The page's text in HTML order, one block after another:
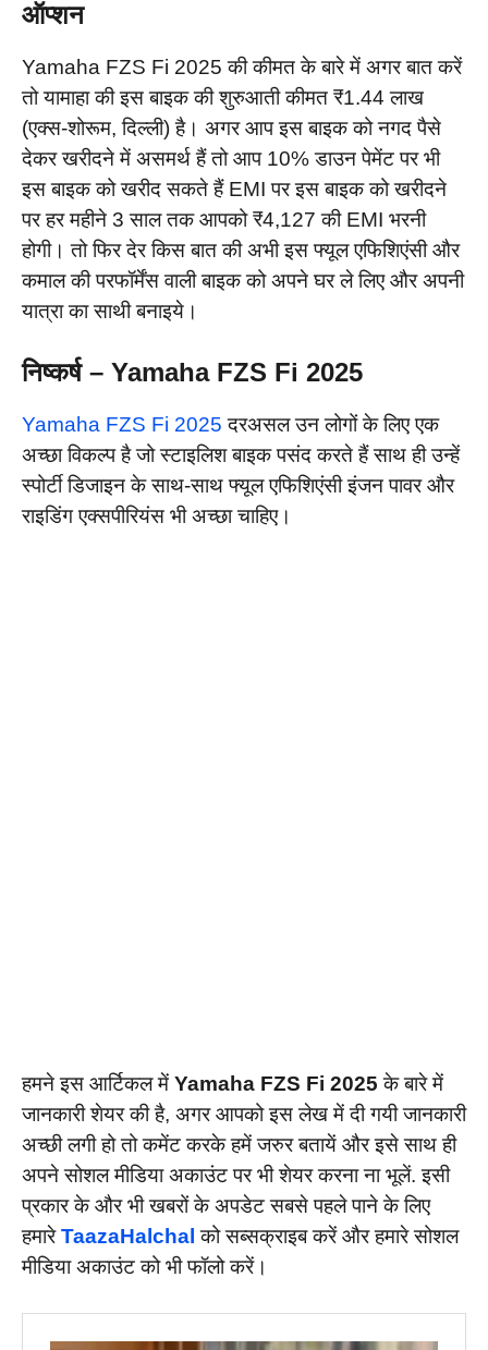
ऑप्शन
Yamaha FZS Fi 2025 की कीमत के बारे में अगर बात करें
तो यामाहा की इस बाइक की शुरुआती कीमत ₹1.44 लाख
(एक्स-शोरूम, दिल्ली) है। अगर आप इस बाइक को नगद पैसे
देकर खरीदने में असमर्थ हैं तो आप 10% डाउन पेमेंट पर भी
इस बाइक को खरीद सकते हैं EMI पर इस बाइक को खरीदने
पर हर महीने 3 साल तक आपको ₹4,127 की EMI भरनी
होगी। तो फिर देर किस बात की अभी इस फ्यूल एफिशिएंसी और
कमाल की परफॉर्मेंस वाली बाइक को अपने घर ले लिए और अपनी
यात्रा का साथी बनाइये।
निष्कर्ष – Yamaha FZS Fi 2025
Yamaha FZS Fi 2025 दरअसल उन लोगों के लिए एक
अच्छा विकल्प है जो स्टाइलिश बाइक पसंद करते हैं साथ ही उन्हें
स्पोर्टी डिजाइन के साथ-साथ फ्यूल एफिशिएंसी इंजन पावर और
राइडिंग एक्सपीरियंस भी अच्छा चाहिए।
हमने इस आर्टिकल में Yamaha FZS Fi 2025के बारे में
जानकारी शेयर की है, अगर आपको इस लेख में दी गयी जानकारी
अच्छी लगी हो तो कमेंट करके हमें जरुर बतायें और इसे साथ ही
अपने सोशल मीडिया अकाउंट पर भी शेयर करना ना भूलें. इसी
प्रकार के और भी खबरों के अपडेट सबसे पहले पाने के लिए
हमारेTaazaHalchal को सब्सक्राइब करें और हमारे सोशल
मीडिया अकाउंट को भी फॉलो करें।